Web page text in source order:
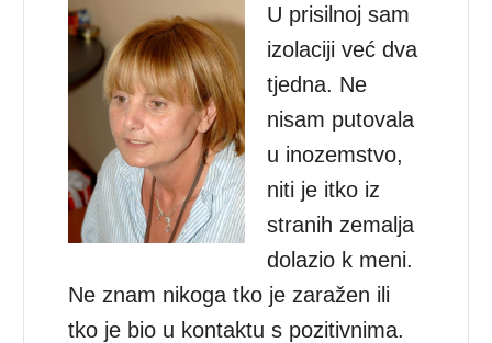
U prisilnoj sam
izolaciji već dva
tjedna. Ne
nisam putovala
u inozemstvo,
niti je itko iz
stranih zemalja
dolazio k meni.
Ne znam nikoga tko je zaražen ili
tko je bio u kontaktu s pozitivnima.